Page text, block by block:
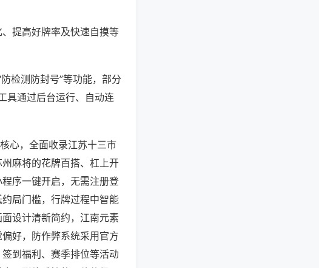
提高好牌率及快速自摸等
检测防封号”等功能，部分
具通过后台运行、自动连
心，全面收录江苏十三市
麻将的花牌百搭、杠上开
序一键开启，无需注册登
局门槛，行牌过程中智能
设计清新简约，江南元素
好，防作弊系统采用官方
到福利、赛季排位等活动